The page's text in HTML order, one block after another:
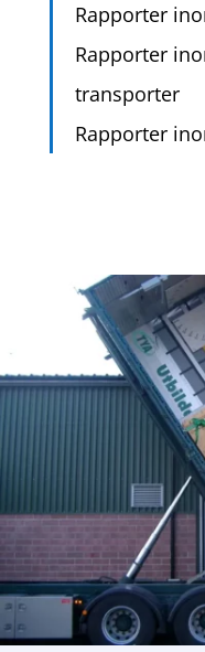
Rapporter
Rapporter
transporter
Rapporter